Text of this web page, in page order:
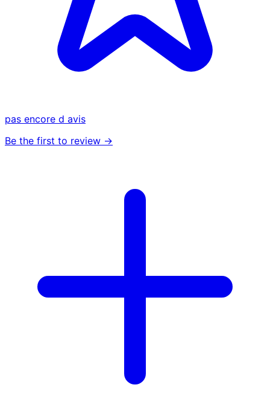
pas encore d avis
Be the first to review →